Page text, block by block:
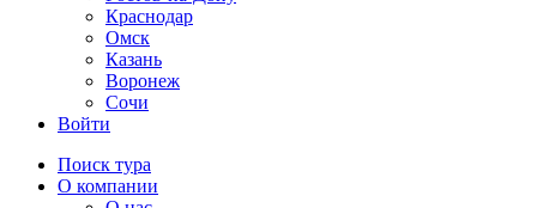
Краснодар
Омск
Казань
Воронеж
Сочи
Войти
Поиск тура
О компании